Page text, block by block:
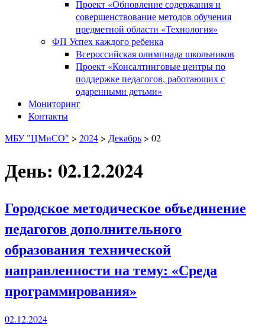
Проект «Обновление содержания и
совершенствование методов обучения
предметной области «Технология»
ФП Успех каждого ребенка
Всероссийская олимпиада школьников
Проект «Консалтинговые центры по
поддержке педагогов, работающих с
одаренными детьми»
Мониторинг
Контакты
МБУ "ЦМиСО" > 2024 > Декабрь > 02
День: 02.12.2024
Городское методическое объединение
педагогов дополнительного
образования технической
направленности на тему: «Среда
программирования»
02.12.2024